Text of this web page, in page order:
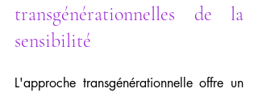
transgénérationnelles de la
sensibilité
L'approche transgénérationnelle offre un